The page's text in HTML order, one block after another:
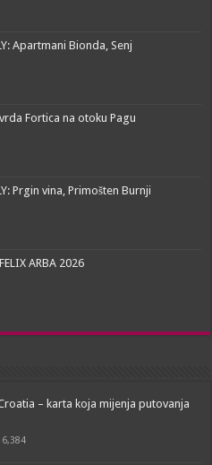
Apartmani Bionda, Senj
Fortica na otoku Pagu
Prgin vina, Primošten Burnji
ARBA 2026
– karta koja mijenja putovanja
6,384